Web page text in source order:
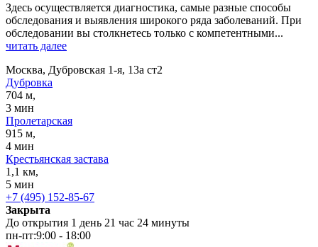
Здесь осуществляется диагностика, самые разные способы
обследования и выявления широкого ряда заболеваний. При
обследовании вы столкнетесь только с компетентными...
читать далее
Москва, Дубровская 1-я, 13а ст2
Дубровка
704 м,
3 мин
Пролетарская
915 м,
4 мин
Крестьянская застава
1,1 км,
5 мин
+7 (495) 152-85-67
Закрыта
До открытия 1 день 21 час 24 минуты
пн-пт:9:00 - 18:00